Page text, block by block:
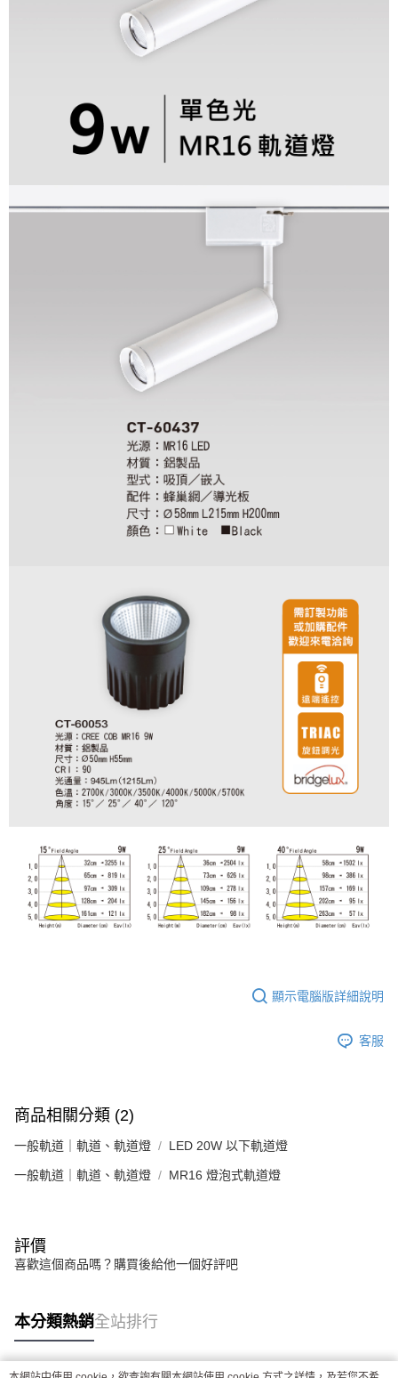
顯示電腦版詳細說明
客服
商品相關分類 (2)
一般軌道｜軌道、軌道燈 LED 20W 以下軌道燈
一般軌道｜軌道、軌道燈 MR16 燈泡式軌道燈
評價
喜歡這個商品嗎？購買後給他一個好評吧
本分類熱銷全站排行